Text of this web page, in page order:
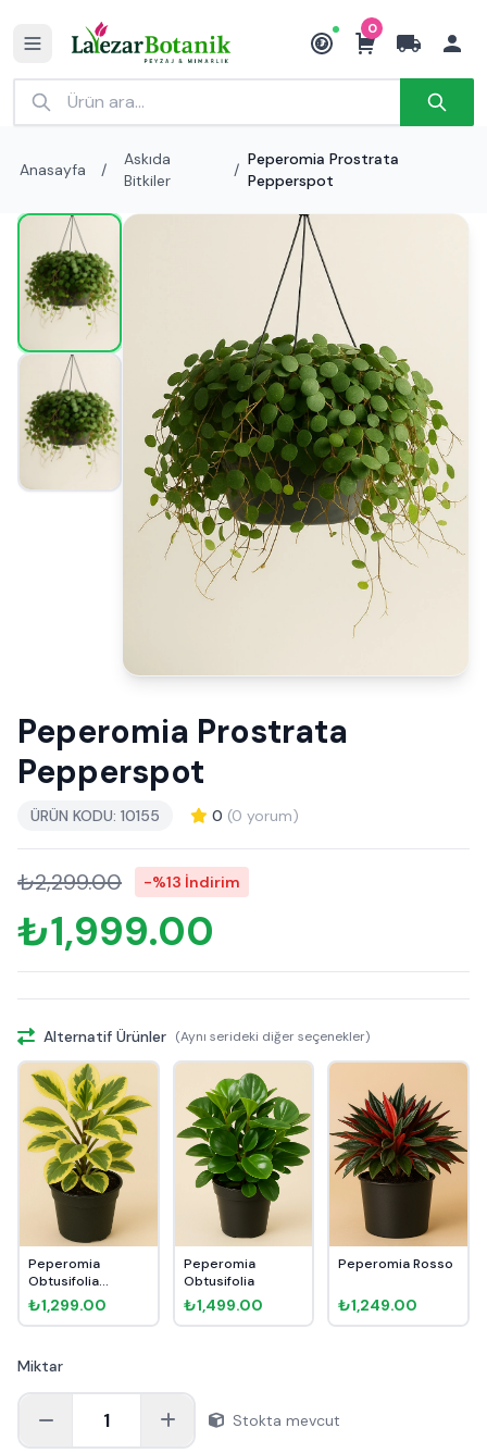
₺
0
Anasayfa /
Askıda
Bitkiler
/
Peperomia Prostrata
Pepperspot
Peperomia Prostrata
Pepperspot
ÜRÜN KODU: 10155 0 (0 yorum)
₺2,299.00 -%13 İndirim
₺1,999.00
Alternatif Ürünler (Aynı serideki diğer seçenekler)
Peperomia
Obtusifolia
Albomarginata
₺1,299.00
Peperomia
Obtusifolia
₺1,499.00
Peperomia Rosso
₺1,249.00
Miktar
1 Stokta mevcut